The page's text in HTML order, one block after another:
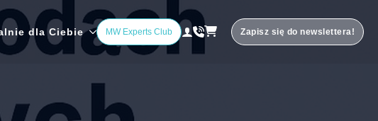
dla Ciebie MW Experts Club Zapisz się do newslettera!